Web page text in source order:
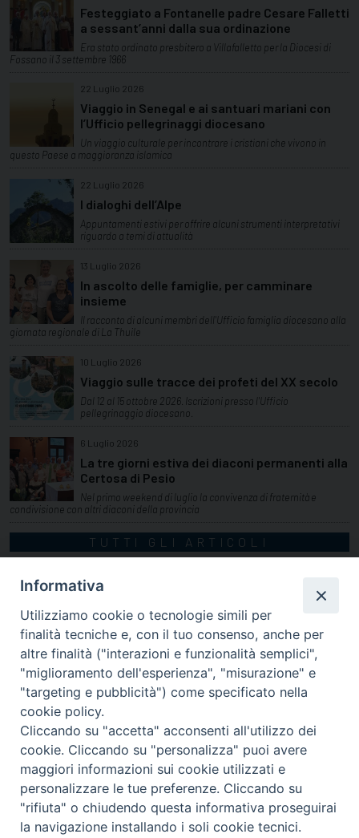
Festeggiato a Fontanelle padre Cesare Falletti
a sessant’anni dalla sua ordinazione
Era stato ordinato presbitero a Villafalletto per la Diocesi di
Fossano il 3 settembre 1966
22 Luglio 2026
Viaggio in Senegal e ai santuari mariani con
l’Ufficio pellegrinaggi diocesano
Un viaggio culturale per incontrare i cristiani che vivono in
questo Paese a maggioranza islamica
22 Luglio 2026
I dialoghi dell’Alpe
Appuntamenti estivi per offrire alcuni strumenti interpretativi
riguardo a temi di attualità
13 Luglio 2026
In ascolto delle famiglie, per camminare
insieme
Il racconto di alcuni membri dell'Ufficio famiglia diocesano alla
giornata regionale di La Thuile
10 Luglio 2026
Viaggio sulle tracce dei profeti del XX secolo
Dal 12 al 15 ottobre 2026. Iscrizioni presso l'Ufficio
pellegrinaggio diocesano.
6 Luglio 2026
La tre giorni estiva dei diaconi permanenti alla
Certosa di Pesio
Nel primo weekend di luglio la convivenza di fraternità e
condivisione con altri diaconi della provincia
TUTTI GLI ARTICOLI
via Amedeo Rossi, 28 - 12100 Cuneo
segreteriagenerale@diocesicuneofossano.it
c.f. 96017380047
Informativa
Utilizziamo cookie o tecnologie simili per
finalità tecniche e, con il tuo consenso, anche per
altre finalità ("interazioni e funzionalità semplici",
"miglioramento dell'esperienza", "misurazione" e
"targeting e pubblicità") come specificato nella
cookie policy.
Cliccando su "accetta" acconsenti all'utilizzo dei
cookie. Cliccando su "personalizza" puoi avere
maggiori informazioni sui cookie utilizzati e
personalizzare le tue preferenze. Cliccando su
"rifiuta" o chiudendo questa informativa proseguirai
la navigazione installando i soli cookie tecnici.